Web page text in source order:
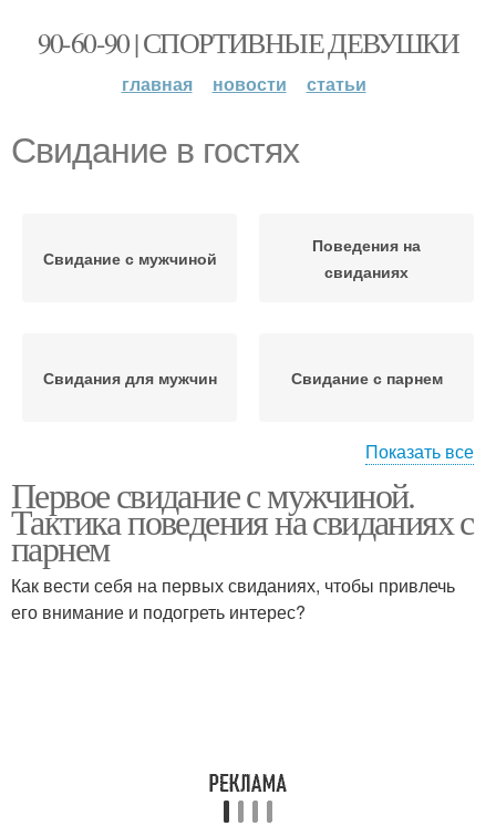
90-60-90 | СПОРТИВНЫЕ ДЕВУШКИ
главная новости статьи
Свидание в гостях
Свидание с мужчиной
Поведения на
свиданиях
Свидания для мужчин Свидание с парнем
возрасте
Показать все
Первое свидание с мужчиной.
Тактика поведения на свиданиях с
парнем
Как вести себя на первых свиданиях, чтобы привлечь
его внимание и подогреть интерес?